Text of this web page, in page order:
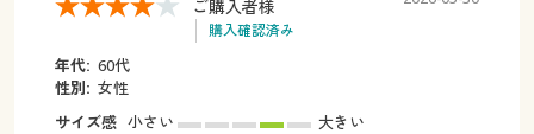
ご購入者様
購入確認済み
年代: 60代
性別: 女性
サイズ感 小さい
大きい